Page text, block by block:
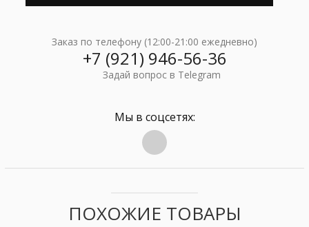
Заказ по телефону (12:00-21:00 ежедневно)
+7 (921) 946-56-36
Задай вопрос в Telegram
Мы в соцсетях:
ПОХОЖИЕ ТОВАРЫ